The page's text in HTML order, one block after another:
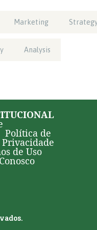
Marketing
Analysis
Política de
Privacidade
de Uso